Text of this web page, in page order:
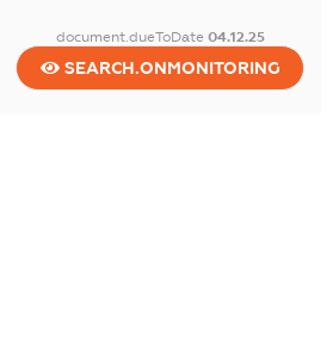
document.dueToDate 04.12.25
SEARCH.ONMONITORING